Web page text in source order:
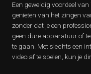
Een geweldig voordeel
genieten van het zingen
zonder dat je een
geen dure apparatuur of
te gaan. Met slechts een
video af te spelen, kun je